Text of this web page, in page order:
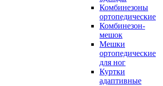
Комбинезоны
ортопедические
Комбинезон-
мешок
Мешки
ортопедические
для ног
Куртки
адаптивные